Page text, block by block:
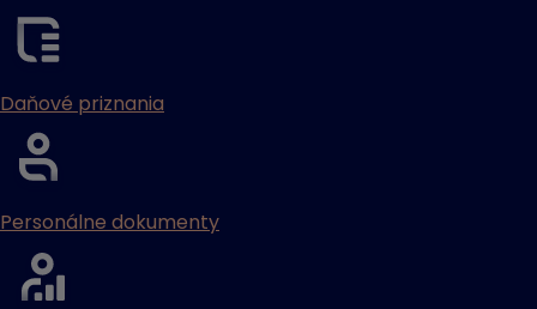
Daňové priznania
Personálne dokumenty